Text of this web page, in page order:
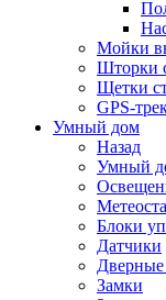
Мойки
Шторки
Щетки
GPS-
Умный дом
Назад
Умный
Блоки
Датчики
Дверные
Замки